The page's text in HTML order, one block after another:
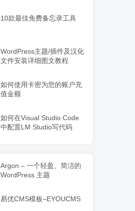
10款最佳免费备忘录工具
WordPress主题/插件及汉化
文件安装详细图文教程
如何使用卡密为您的账户充
值金额
如何在Visual Studio Code
中配置LM Studio写代码
Argon – 一个轻盈、简洁的
WordPress 主题
易优CMS模板–EYOUCMS